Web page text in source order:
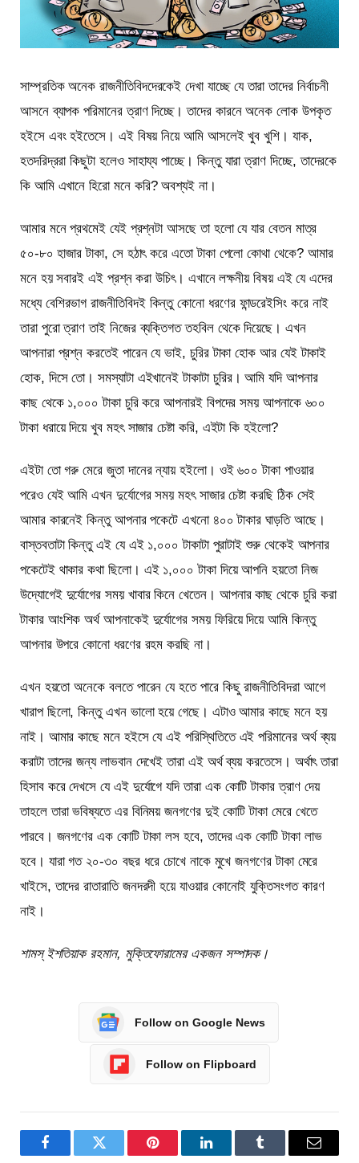
সাম্প্রতিক অনেক রাজনীতিবিদদেরকেই দেখা যাচ্ছে যে তারা তাদের নির্বাচনী
আসনে ব্যাপক পরিমানের ত্রাণ দিচ্ছে। তাদের কারনে অনেক লোক উপকৃত
হইসে এবং হইতেসে। এই বিষয় নিয়ে আমি আসলেই খুব খুশি। যাক,
হতদরিদ্ররা কিছুটা হলেও সাহায্য পাচ্ছে। কিন্তু যারা ত্রাণ দিচ্ছে, তাদেরকে
কি আমি এখানে হিরো মনে করি? অবশ্যই না।
আমার মনে প্রথমেই যেই প্রশ্নটা আসছে তা হলো যে যার বেতন মাত্র
৫০-৮০ হাজার টাকা, সে হঠাৎ করে এতো টাকা পেলো কোথা থেকে? আমার
মনে হয় সবারই এই প্রশ্ন করা উচিৎ। এখানে লক্ষনীয় বিষয় এই যে এদের
মধ্যে বেশিরভাগ রাজনীতিবিদই কিন্তু কোনো ধরণের ফান্ডরেইসিং করে নাই
তারা পুরো ত্রাণ তাই নিজের ব্যক্তিগত তহবিল থেকে দিয়েছে। এখন
আপনারা প্রশ্ন করতেই পারেন যে ভাই, চুরির টাকা হোক আর যেই টাকাই
হোক, দিসে তো। সমস্যাটা এইখানেই টাকাটা চুরির। আমি যদি আপনার
কাছ থেকে ১,০০০ টাকা চুরি করে আপনারই বিপদের সময় আপনাকে ৬০০
টাকা ধরায়ে দিয়ে খুব মহৎ সাজার চেষ্টা করি, এইটা কি হইলো?
এইটা তো গরু মেরে জুতা দানের ন্যায় হইলো। ওই ৬০০ টাকা পাওয়ার
পরেও যেই আমি এখন দুর্যোগের সময় মহৎ সাজার চেষ্টা করছি ঠিক সেই
আমার কারনেই কিন্তু আপনার পকেটে এখনো ৪০০ টাকার ঘাড়তি আছে।
বাস্তবতাটা কিন্তু এই যে এই ১,০০০ টাকাটা পুরাটাই শুরু থেকেই আপনার
পকেটেই থাকার কথা ছিলো। এই ১,০০০ টাকা দিয়ে আপনি হয়তো নিজ
উদ্যোগেই দুর্যোগের সময় খাবার কিনে খেতেন। আপনার কাছ থেকে চুরি করা
টাকার আংশিক অর্থ আপনাকেই দুর্যোগের সময় ফিরিয়ে দিয়ে আমি কিন্তু
আপনার উপরে কোনো ধরণের রহম করছি না।
এখন হয়তো অনেকে বলতে পারেন যে হতে পারে কিছু রাজনীতিবিদরা আগে
খারাপ ছিলো, কিন্তু এখন ভালো হয়ে গেছে। এটাও আমার কাছে মনে হয়
নাই। আমার কাছে মনে হইসে যে এই পরিস্থিতিতে এই পরিমানের অর্থ ব্যয়
করাটা তাদের জন্য লাভবান দেখেই তারা এই অর্থ ব্যয় করতেসে। অর্থাৎ তারা
হিসাব করে দেখসে যে এই দুর্যোগে যদি তারা এক কোটি টাকার ত্রাণ দেয়
তাহলে তারা ভবিষ্যতে এর বিনিময় জনগণের দুই কোটি টাকা মেরে খেতে
পারবে। জনগণের এক কোটি টাকা লস হবে, তাদের এক কোটি টাকা লাভ
হবে। যারা গত ২০-৩০ বছর ধরে চোখে নাকে মুখে জনগণের টাকা মেরে
খাইসে, তাদের রাতারাতি জনদরদী হয়ে যাওয়ার কোনোই যুক্তিসংগত কারণ
নাই।
শামস্ ইশতিয়াক রহমান, মুক্তিফোরামের একজন সম্পাদক।
Follow on Google News
Follow on Flipboard
FacebookTwitter Pinterest LinkedInTumblr Email